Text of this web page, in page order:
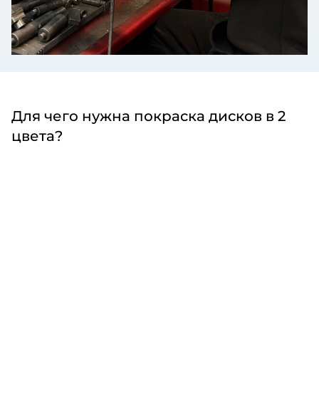
Для чего нужна покраска дисков в 2
цвета?